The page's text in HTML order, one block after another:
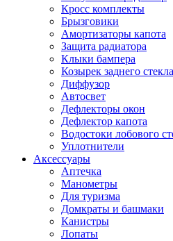
Кросс комплекты
Брызговики
Амортизаторы капота
Защита радиатора
Клыки бампера
Козырек заднего стекла
Диффузор
Автосвет
Дефлекторы окон
Дефлектор капота
Водостоки лобового
Уплотнители
Аксессуары
Аптечка
Манометры
Для туризма
Домкраты и башмаки
Канистры
Лопаты